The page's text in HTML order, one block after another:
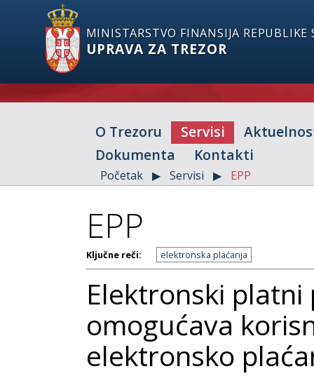
MINISTARSTVO FINANSIJA REPUBLIKE
UPRAVA ZA TREZOR
O Trezoru Servisi
Dokumenta
Kontakti
Početak Servisi EPP
EPP
Ključne reči: elektronska plaćanja
Elektronski platni
omogućava
elektronsko